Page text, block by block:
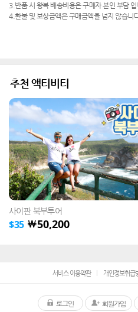
3.반품 시 왕복 배송비용은 구매자 본인 부담 입
4.환불 및 보상금액은 구매금액을 넘지 않습니
추천 액티비티
사이판 북부투어
$35 ￦50,200
서비스 이용약관 개인정보취급
로그인 회원가입